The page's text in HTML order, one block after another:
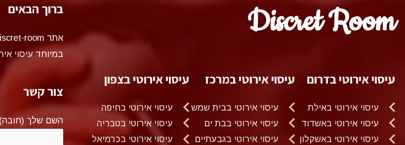
Discret Room
עיסוי אירוטי בדרום
עיסוי אירוטי באילת
עיסוי אירוטי באשדוד
עיסוי אירוטי באשקלון
עיסוי אירוטי במרכז
עיסוי אירוטי בבית שמש
עיסוי אירוטי בבת ים
עיסוי אירוטי בגבעתיים
עיסוי אירוטי בצפון
עיסוי אירוטי בחיפה
עיסוי אירוטי בטבריה
עיסוי אירוטי בכרמיאל
ברוך הבאים
במיוחדעיסוי
צור קשר
השם שלך (חובה)